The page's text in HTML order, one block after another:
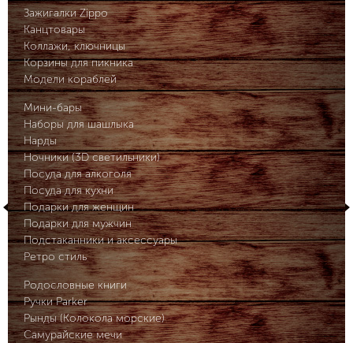
Зажигалки Zippo
Канцтовары
Коллажи, ключницы
Корзины для пикника
Модели кораблей
Мини-бары
Наборы для шашлыка
Нарды
Ночники (3D светильники)
Посуда для алкоголя
Посуда для кухни
Подарки для женщин
Подарки для мужчин
Подстаканники и аксессуары
Ретро стиль
Родословные книги
Ручки Parker
Рынды (Колокола морские)
Самурайские мечи